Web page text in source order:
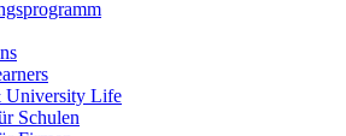
University Life
Schulen